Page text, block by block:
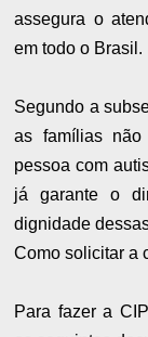
assegura o
em todo o Brasil.
Segundo a
as famílias
pessoa com
já garante o
dignidade
Como solicitar a
Para fazer a